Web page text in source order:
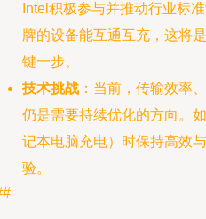
Intel积极参与并推动行业标
牌的设备能互通互充，这将
键一步。
技术挑战 ：当前，传输效率
仍是需要持续优化的方向。
记本电脑充电）时保持高效
验。